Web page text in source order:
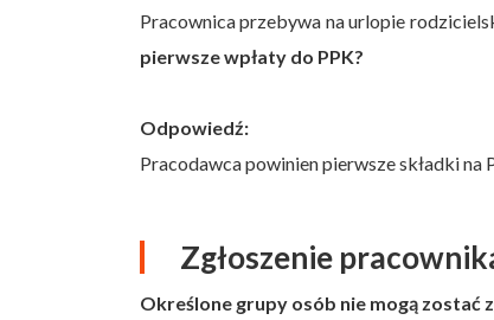
Pracownica przebywa na urlopie
pierwsze wpłaty do PPK?
Odpowiedź:
Pracodawca powinien pierwsze składki na
Zgłoszenie
Określone grupy osób nie mogą zostać